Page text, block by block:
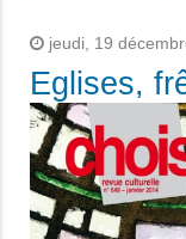
jeudi, 19
Eglises,